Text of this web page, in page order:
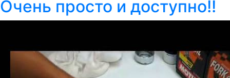
Очень просто и доступно!!